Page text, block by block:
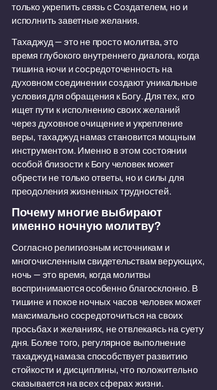
только укрепить связь с Создателем, но и
исполнить заветные желания.
Тахаджуд — это не просто молитва, это
время глубокого внутреннего диалога, когда
тишина ночи и сосредоточенность на
духовном соединении создают уникальные
условия для обращения к Богу. Для тех, кто
ищет пути к исполнению своих желаний
через духовное очищение и укрепление
веры, тахаджуд намаз становится мощным
инструментом. Именно в этом состоянии
особой близости к Богу человек может
обрести не только ответы, но и силы для
преодоления жизненных трудностей.
Почему многие выбирают
именно ночную молитву?
Согласно религиозным источникам и
многочисленным свидетельствам верующих,
ночь — это время, когда молитвы
воспринимаются особенно благосклонно. В
тишине и покое ночных часов человек может
максимально сосредоточиться на своих
просьбах и желаниях, не отвлекаясь на суету
дня. Более того, регулярное выполнение
тахаджуд намаза способствует развитию
стойкости и дисциплины, что положительно
сказывается на всех сферах жизни.